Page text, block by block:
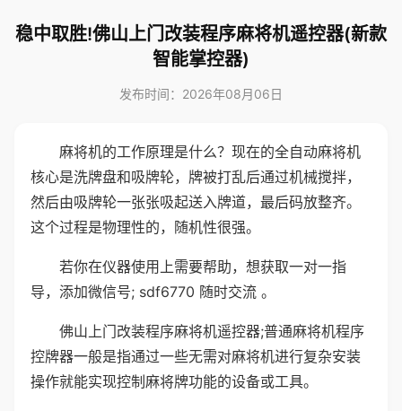
稳中取胜!佛山上门改装程序麻将机遥控器(新款
智能掌控器)
发布时间：2026年08月06日
麻将机的工作原理是什么？现在的全自动麻将机
核心是洗牌盘和吸牌轮，牌被打乱后通过机械搅拌，
然后由吸牌轮一张张吸起送入牌道，最后码放整齐。
这个过程是物理性的，随机性很强。
若你在仪器使用上需要帮助，想获取一对一指
导，添加微信号; sdf6770 随时交流 。
佛山上门改装程序麻将机遥控器;普通麻将机程序
控牌器一般是指通过一些无需对麻将机进行复杂安装
操作就能实现控制麻将牌功能的设备或工具。